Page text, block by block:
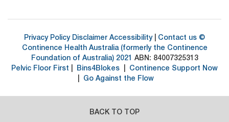
Privacy Policy Disclaimer Accessibility| Contact us ©
Continence Health Australia (formerly the Continence
Foundation of Australia) 2021 ABN: 84007325313
Pelvic Floor First
Bins4Blokes
Continence Support Now
Go Against the Flow
BACK TO TOP